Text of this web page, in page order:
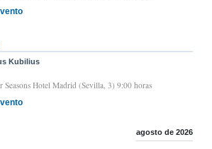
Kubilius
Seasons Hotel Madrid (Sevilla, 3) 9:00 horas
agosto de 2026